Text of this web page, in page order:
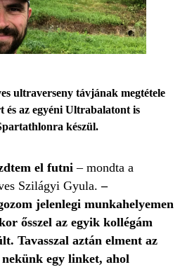
ultraverseny távjának megtétele
és az egyéni Ultrabalatont is
készül.
el futni – mondta a
Szilágyi Gyula. –
jelenlegi munkahelyemen
ősszel az egyik kollégám
Tavasszal aztán elment az
egy linket, ahol